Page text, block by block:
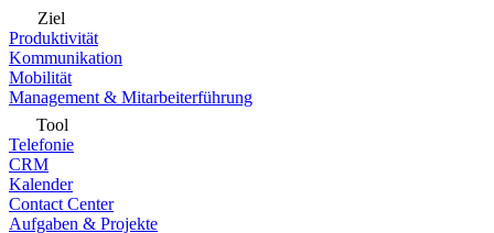
Ziel
Produktivität
Kommunikation
Mobilität
Management & Mitarbeiterführung
Tool
Telefonie
CRM
Kalender
Contact Center
Aufgaben & Projekte